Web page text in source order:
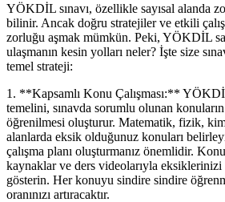
YÖKDİL sınavı, özellikle sayısal alanda
bilinir. Ancak doğru stratejiler ve etkili
zorluğu aşmak mümkün. Peki, YÖKDİL
ulaşmanın kesin yolları neler? İşte size
temel strateji:
1. **Kapsamlı Konu Çalışması:** YÖKDİL
temelini, sınavda sorumlu olunan
öğrenilmesi oluşturur. Matematik, fizik,
alanlarda eksik olduğunuz konuları
çalışma planı oluşturmanız önemlidir.
kaynaklar ve ders videolarıyla eksiklerinizi
gösterin. Her konuyu sindire sindire
oranınızı artıracaktır.